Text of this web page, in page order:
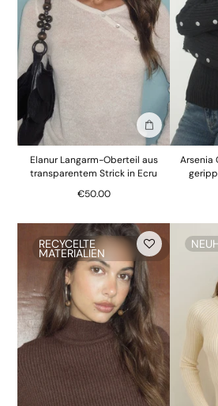
In die Tasche
Elanur Langarm-Oberteil aus
transparentem Strick in Ecru
€50.00
Arsenia
RECYCELTE
MATERIALIEN